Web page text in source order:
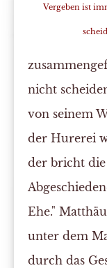
Vergeben ist
nicht
von seinem
der Hurerei
der bricht
Ehe."
unter dem
durch das